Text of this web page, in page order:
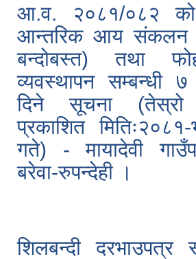
आ.व. २०८१/०८२ को
आन्तरिक आय संकलन
बन्दोबस्त) तथा
व्यवस्थापन सम्बन्धी
दिने सूचना
प्रकाशित मितिः२०८१-
गते) - मायादेवी
बरेवा-रुपन्देही ।
शिलबन्दी दरभाउपत्र